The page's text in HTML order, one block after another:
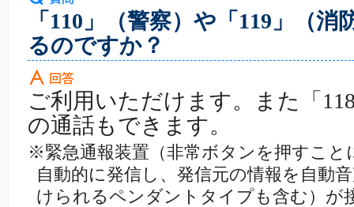
「110」（警察）や「119」（
るのですか？
ご利用いただけます。また「
の通話もできます。
※緊急通報装置（非常ボタンを押すこと
自動的に発信し、発信元の情報を自動
けられるペンダントタイプも含む）が